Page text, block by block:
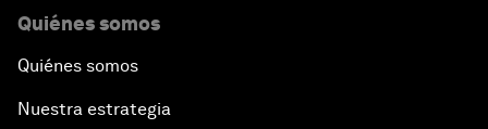
Quiénes somos
Quiénes somos
Nuestra estrategia